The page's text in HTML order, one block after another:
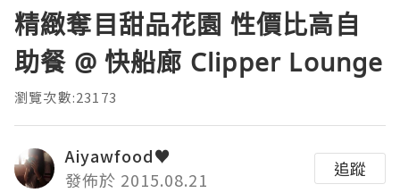
精緻奪目甜品花園 性價比高自
助餐 @ 快船廊 Clipper Lounge
瀏覽次數:23173
Aiyawfood♥
發佈於 2015.08.21
追蹤